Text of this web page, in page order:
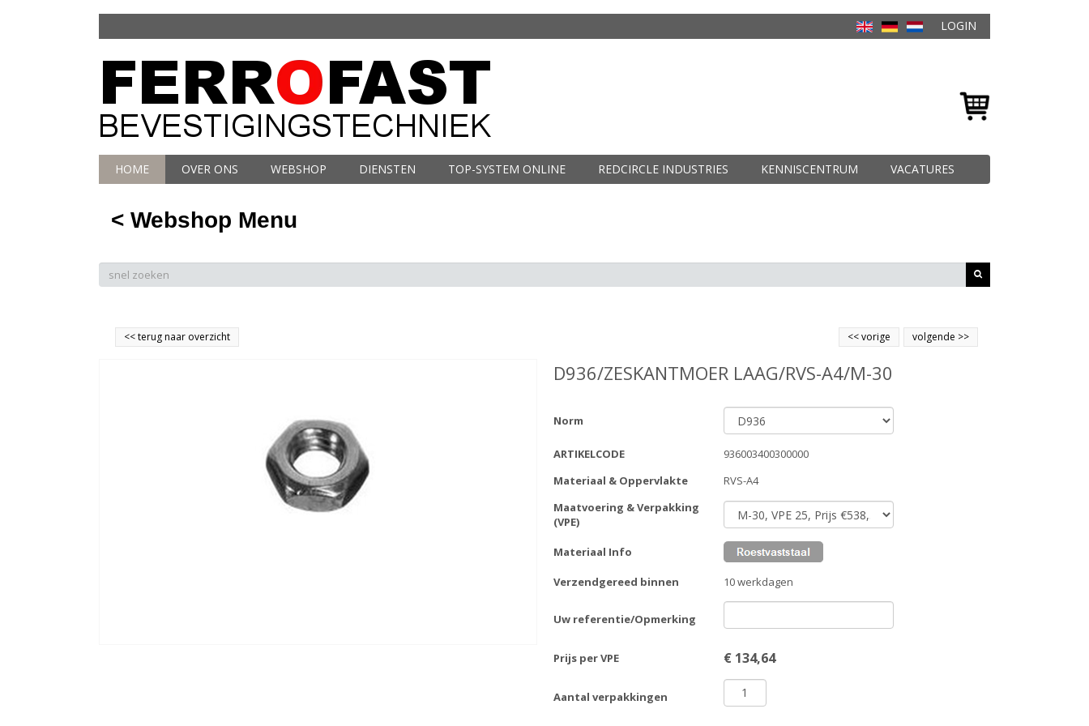
LOGIN
HOME OVER ONS WEBSHOP DIENSTEN TOP-SYSTEM ONLINE REDCIRCLE INDUSTRIES KENNISCENTRUM VACATURES
< Webshop Menu
<<terug naar overzicht volgende >>
<<vorige
D936/ZESKANTMOER LAAG/RVS-A4/M-30
Norm
ARTIKELCODE
936003400300000
Materiaal & Oppervlakte
RVS-A4
Maatvoering & Verpakking
(VPE)
Materiaal Info
Verzendgereed binnen 10 werkdagen
Uw referentie/Opmerking
Prijs per VPE € 134,64
Aantal verpakkingen